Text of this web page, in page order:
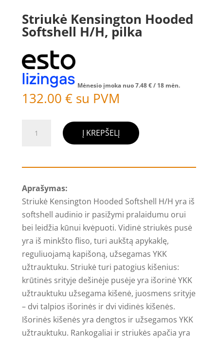
Striukė Kensington Hooded
Softshell H/H, pilka
Mėnesio įmoka nuo7.48€/ 18 mėn.
132.00 € su PVM
kiekis:
Kensington
Softshell
H/H,
pilka
Į KREPŠELĮ
Aprašymas:
Striukė Kensington Hooded Softshell H/H yra iš
softshell audinio ir pasižymi pralaidumu orui
bei leidžia kūnui kvėpuoti. Vidinė striukės pusė
yra iš minkšto fliso, turi aukštą apykaklę,
reguliuojamą kapišoną, užsegamas YKK
užtrauktuku. Striukė turi patogius kišenius:
krūtinės srityje dešinėje pusėje yra išorinė YKK
užtrauktuku užsegama kišenė, juosmens srityje
– dvi talpios išorinės ir dvi vidinės kišenės.
Išorinės kišenės yra dengtos ir užsegamos YKK
užtrauktuku. Rankogaliai ir striukės apačia yra